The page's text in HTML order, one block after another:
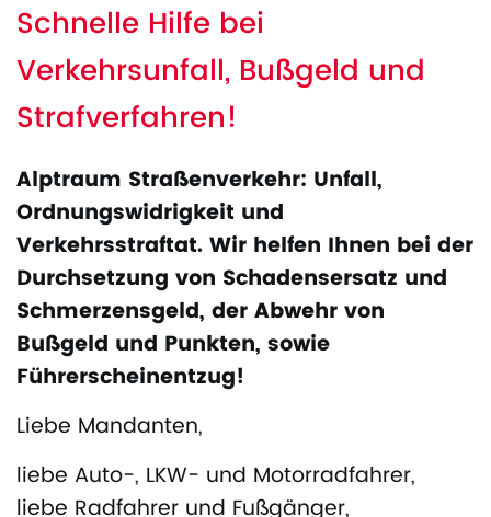
Schnelle Hilfe bei
Verkehrsunfall, Bußgeld und
Strafverfahren!
Alptraum Straßenverkehr: Unfall,
Ordnungswidrigkeit und
Verkehrsstraftat. Wir helfen Ihnen bei der
Durchsetzung von Schadensersatz und
Schmerzensgeld, der Abwehr von
Bußgeld und Punkten, sowie
Führerscheinentzug!
Liebe Mandanten,
liebe Auto-, LKW- und Motorradfahrer,
liebe Radfahrer und Fußgänger,